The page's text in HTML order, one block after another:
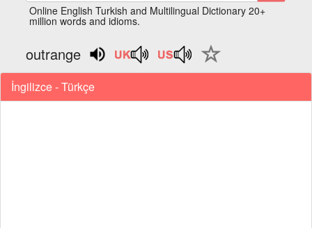
Online English Turkish and Multilingual Dictionary 20+
million words and idioms.
outrange
İngilizce - Türkçe